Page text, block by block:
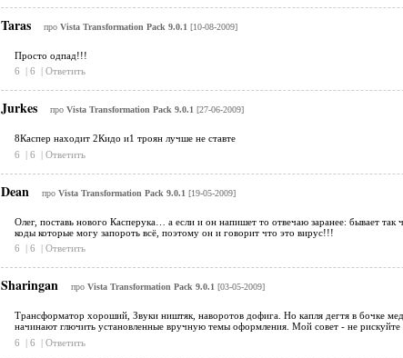
Taras про Vista Transformation Pack 9.0.1 [10-08-2009]
Просто одпад!!!
6
| 6 | Ответить
Jurkes про Vista Transformation Pack 9.0.1 [27-06-2009]
8Каспер находит 2Кидо и1 троян лучше не ставте
6
| 6 | Ответить
Dean про Vista Transformation Pack 9.0.1 [19-05-2009]
Олег, поставь нового Касперука… а если и он напишет то отвечаю заранее: бывает
коды которые могу запороть всё, поэтому он и говорит что это вирус!!!
6
| 6 | Ответить
Sharingan про Vista Transformation Pack 9.0.1 [03-05-2009]
Трансформатор хороший, Звуки ништяк, наворотов дофига. Но капля дегтя в бочке
начинают глючить установленные вручную темы оформления. Мой совет - не рискуйте
6
| 6 | Ответить